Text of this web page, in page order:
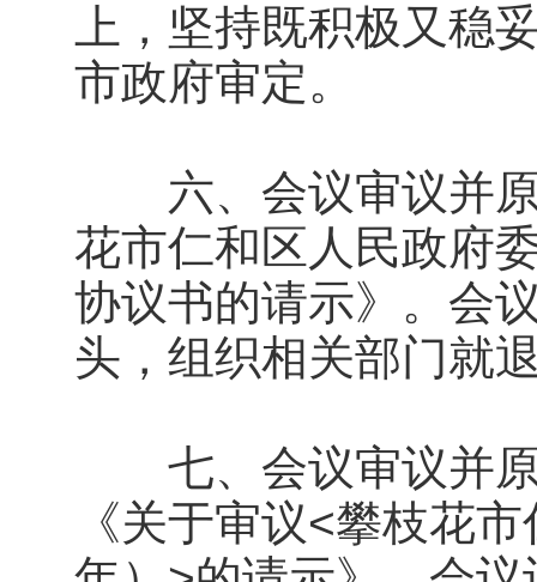
上，坚持既积极又稳
市政府审定。
六、会议审议并原
花市仁和区人民政府
协议书的请示》。会
头，组织相关部门就
七、会议审议并原
《关于审议<攀枝花